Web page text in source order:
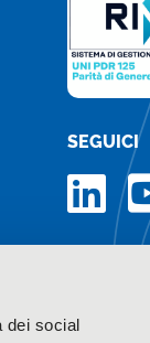
dei social
SEGUICI